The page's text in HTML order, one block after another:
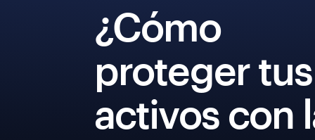
¿Cómo
proteger tus
activos con